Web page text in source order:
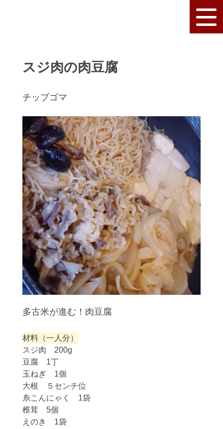
スジ肉の肉豆腐
チップゴマ
多古米が進む！肉豆腐
材料（一人分）
スジ肉 200g
豆腐 1丁
玉ねぎ 1個
大根 ５センチ位
糸こんにゃく 1袋
椎茸 5個
えのき 1袋